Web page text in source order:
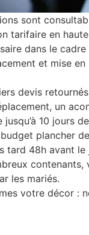
sont
tarifaire en
dans le
et mise
devis
un
10 jours
plancher
tard 48h avant le
les mariés.
votre décor :